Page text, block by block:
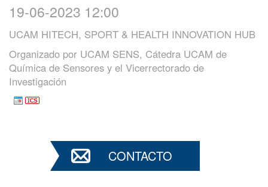
19-06-2023 12:00
UCAM HITECH, SPORT & HEALTH INNOVATION HUB
Organizado por UCAM SENS, Cátedra UCAM de
Química de Sensores y el Vicerrectorado de
Investigación
CONTACTO